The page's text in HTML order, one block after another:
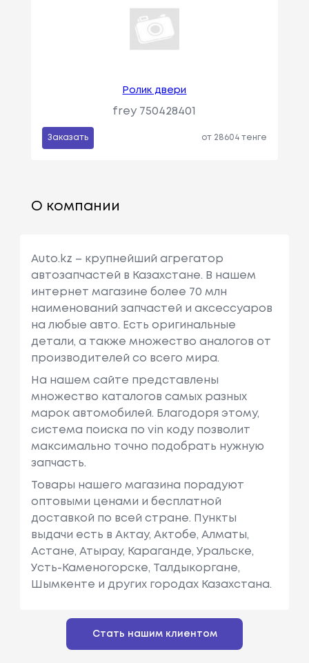
Ролик двери
frey 750428401
Заказать от 28604 тенге
О компании
Auto.kz – крупнейший агрегатор
автозапчастей в Казахстане. В нашем
интернет магазине более 70 млн
наименований запчастей и аксессуаров
на любые авто. Есть оригинальные
детали, а также множество аналогов от
производителей со всего мира.
На нашем сайте представлены
множество каталогов самых разных
марок автомобилей. Благодоря этому,
система поиска по vin коду позволит
максимально точно подобрать нужную
запчасть.
Товары нашего магазина порадуют
оптовыми ценами и бесплатной
доставкой по всей стране. Пункты
выдачи есть в Актау, Актобе, Алматы,
Астане, Атырау, Караганде, Уральске,
Усть-Каменогорске, Талдыкоргане,
Шымкенте и других городах Казахстана.
Стать нашим клиентом